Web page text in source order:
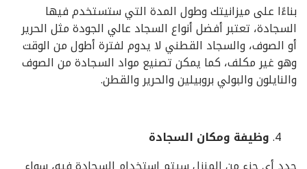
بناءًا على ميزانيتك وطول المدة التي ستستخدم فيها
السجادة، تعتبر أفضل أنواع السجاد عالي الجودة مثل الحرير
أو الصوف، والسجاد القطني لا يدوم لفترة أطول من الوقت
وهو غير مكلف، كما يمكن تصنيع مواد السجادة من الصوف
والنايلون والبولي بروبيلين والحرير والقطن.
وظيفة ومكان السجادة